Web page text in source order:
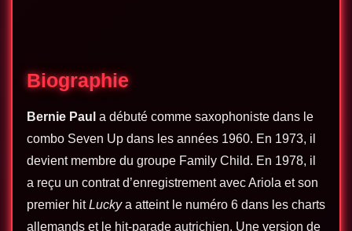
Biographie
Bernie Paul a débuté comme saxophoniste dans le
combo Seven Up dans les années 1960. En 1973, il
devient membre du groupe Family Child. En 1978, il
a reçu un contrat d’enregistrement avec Ariola et son
premier hitLuckya atteint le numéro 6 dans les charts
allemands et le hit-parade autrichien. Une version de